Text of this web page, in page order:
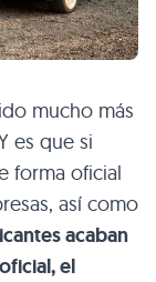
mucho más
es que si
forma oficial
así como
acaban
el